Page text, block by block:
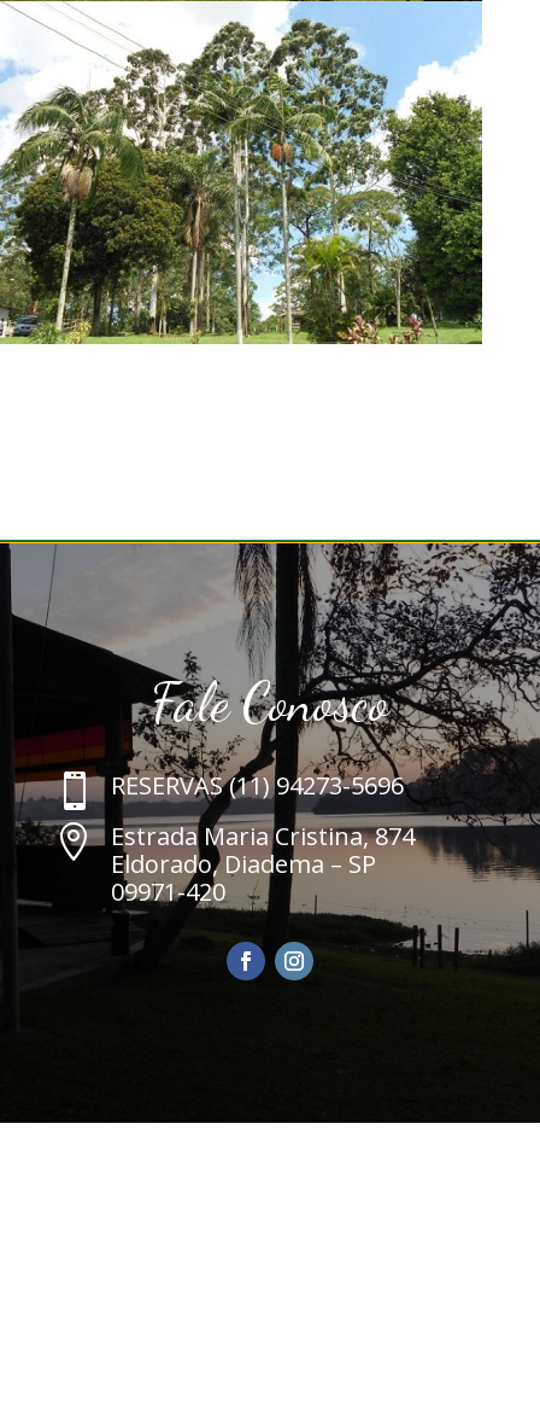
Fale Conosco
 RESERVAS (11) 94273-5696

Estrada Maria Cristina, 874
Eldorado, Diadema – SP
09971-420